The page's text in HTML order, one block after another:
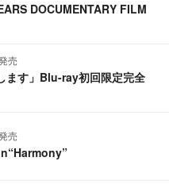
DOCUMENTARY FILM
売
ます」Blu-ray初回限定完全
売